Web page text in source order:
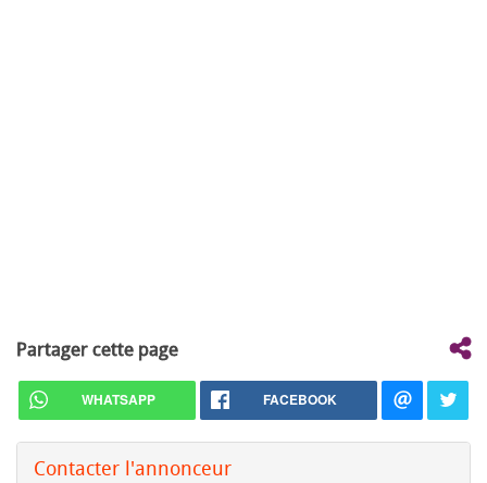
Partager cette page
WHATSAPP FACEBOOK
Contacter l'annonceur